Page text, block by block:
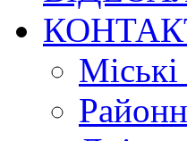
Міські